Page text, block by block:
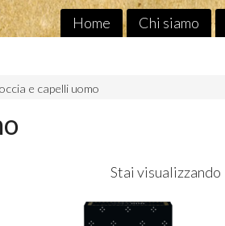
Home Chi siamo
e capelli uomo
Stai